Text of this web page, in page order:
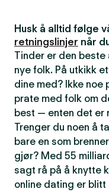
Husk å alltid følge
retningslinjer når
Tinder er den beste
nye folk. På utkikk
dine med? Ikke noe
prate med folk om
best — enten det er
Trenger du noen å
bare en som
gjør? Med 55
sagt rå på å knytte
online dating er